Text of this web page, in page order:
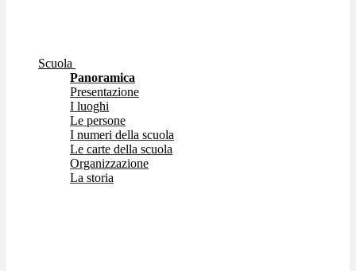
Scuola
Panoramica
Presentazione
I luoghi
Le persone
I numeri della scuola
Le carte della scuola
Organizzazione
La storia